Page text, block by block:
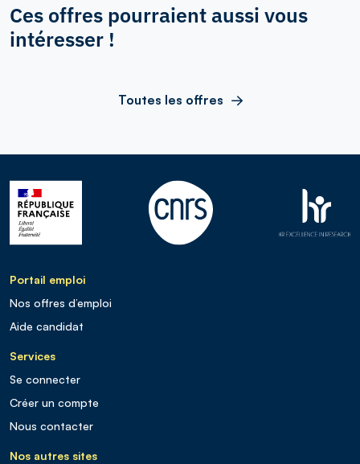
Ces offres pourraient aussi vous
intéresser !
Toutes les offres
Portail emploi
Nos offres d’emploi
Aide candidat
Services
Se connecter
Créer un compte
Nous contacter
Nos autres sites